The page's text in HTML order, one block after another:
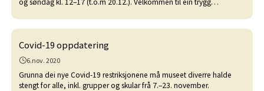
Covid-19 oppdatering
6.nov. 2020
Grunna dei nye Covid-19 restriksjonene må museet diverre halde
stengt for alle, inkl. grupper og skular frå 7.–23. november.